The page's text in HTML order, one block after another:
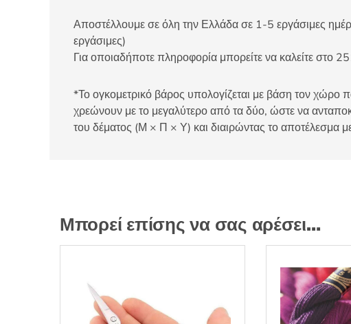
Αποστέλλουμε σε όλη την Ελλάδα σε 1-5 εργάσιμες
εργάσιμες)
Για οποιαδήποτε πληροφορία μπορείτε να καλείτε
*Το ογκομετρικό βάρος υπολογίζεται με βάση τον χώρο
χρεώνουν με το μεγαλύτερο από τα δύο, ώστε να
του δέματος (Μ × Π × Υ) και διαιρώντας το
Μπορεί επίσης να σας αρέσει…